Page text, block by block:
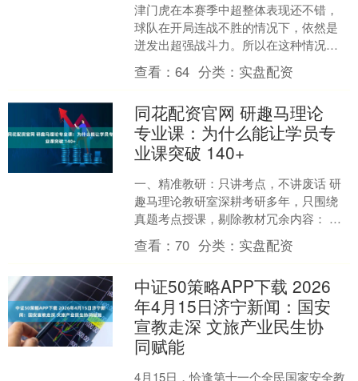
津门虎在本赛季中超整体表现还不错，
球队在开局连战不胜的情况下，依然是
迸发出超强战斗力。所以在这种情况
下，津门虎依然是有保级希望。至于津
门虎直接砸出6000万转会....
查看：64 分类： 实盘配资
同花配资官网 研趣马理论
专业课：为什么能让学员专
业课突破 140+
一、精准教研：只讲考点，不讲废话 研
趣马理论教研室深耕考研多年，只围绕
真题考点授课，剔除教材冗余内容： 马
原：重点讲哲学、政经核心逻辑，直击
论述题考点；毛中特：....
查看：70 分类： 实盘配资
中证50策略APP下载 2026
年4月15日济宁新闻：国安
宣教走深 文旅产业民生协
同赋能
4月15日，恰逢第十一个全民国家安全教